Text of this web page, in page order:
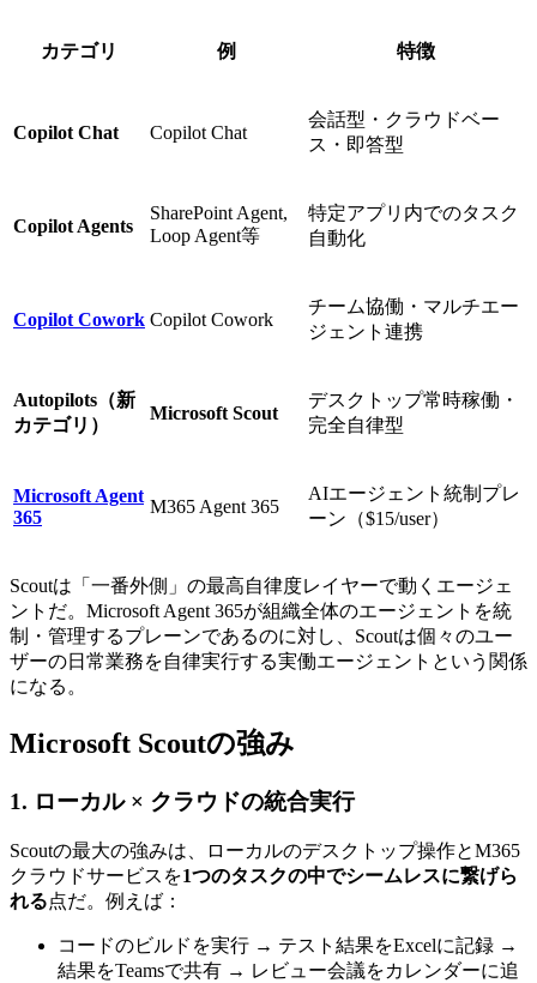
カテゴリ 例 特徴
Copilot Chat Copilot Chat
会話型・クラウドベー
ス・即答型
Copilot Agents
SharePoint Agent,
Loop Agent等
特定アプリ内でのタスク
自動化
Copilot Cowork Copilot Cowork
チーム協働・マルチエー
ジェント連携
Autopilots（新
カテゴリ）
Microsoft Scout
デスクトップ常時稼働・
完全自律型
Microsoft Agent
365
M365 Agent 365
AIエージェント統制プレ
ーン（$15/user）
Scoutは「一番外側」の最高自律度レイヤーで動くエージェ
ントだ。Microsoft Agent 365が組織全体のエージェントを統
制・管理するプレーンであるのに対し、Scoutは個々のユー
ザーの日常業務を自律実行する実働エージェントという関係
になる。
Microsoft Scoutの強み
1. ローカル × クラウドの統合実行
Scoutの最大の強みは、ローカルのデスクトップ操作とM365
クラウドサービスを1つのタスクの中でシームレスに繋げら
れる点だ。例えば：
コードのビルドを実行 → テスト結果をExcelに記録 →
結果をTeamsで共有 → レビュー会議をカレンダーに追